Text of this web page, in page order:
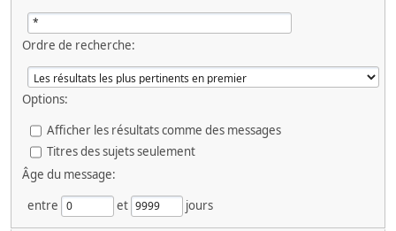
Ordre de recherche:
Options:
Afficher les résultats comme des messages
Titres des sujets seulement
Âge du message:
entre
et jours